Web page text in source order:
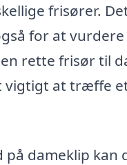
frisører.
for at
rette frisør til
vigtigt at træffe
dameklip kan